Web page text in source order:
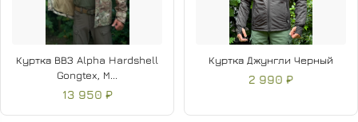
Куртка ВВЗ Alpha Hardshell
Gongtex, М...
13 950 ₽
Куртка Джунгли Черный
2 990 ₽